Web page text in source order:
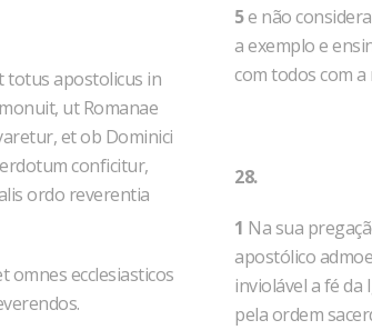
totus apostolicus in
ut Romanae
et ob Dominici
conficitur,
ordo reverentia
omnes ecclesiasticos
5e não
a exemplo e
com todos com
28.
1 Na sua
apostólico
inviolável a fé da
pela ordem